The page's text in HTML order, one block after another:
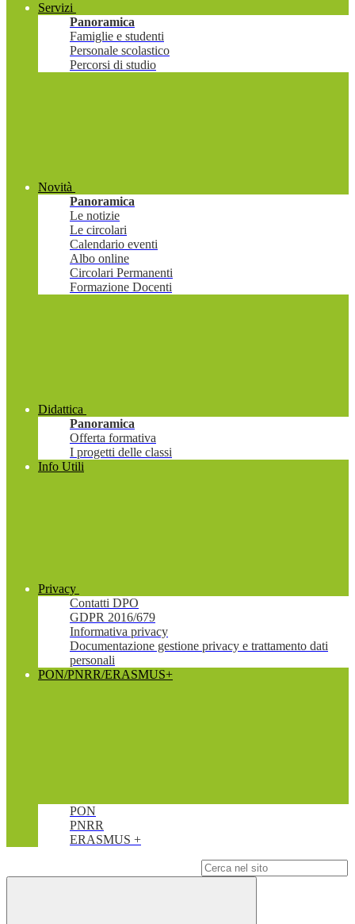
Servizi
Panoramica
Famiglie e studenti
Personale scolastico
Percorsi di studio
Novità
Panoramica
Le notizie
Le circolari
Calendario eventi
Albo online
Circolari Permanenti
Formazione Docenti
Didattica
Panoramica
Offerta formativa
I progetti delle classi
Info Utili
Privacy
Contatti DPO
GDPR 2016/679
Informativa privacy
Documentazione gestione privacy e trattamento dati
personali
PON/PNRR/ERASMUS+
PON
PNRR
ERASMUS +